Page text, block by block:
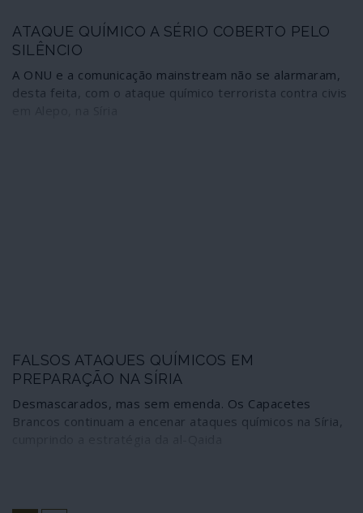
ATAQUE QUÍMICO A SÉRIO COBERTO PELO
SILÊNCIO
A ONU e a comunicação mainstream não se alarmaram,
desta feita, com o ataque químico terrorista contra civis
FALSOS ATAQUES QUÍMICOS EM
PREPARAÇÃO NA SÍRIA
Desmascarados, mas sem emenda. Os Capacetes
Brancos continuam a encenar ataques químicos na Síria,